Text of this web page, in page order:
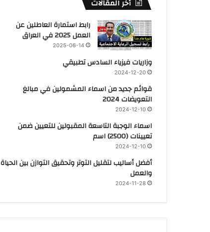
أخر المقالات
رابط استمارة العاطلين عن
العمل 2025 في العراق
2025-06-14
وزاريات فيزياء السادس تطبيقي
2024-12-20
قوائم جديد من اسماء المشمولين في مبالغ
التعويضات 2024
2024-12-10
اسماء الوجبة التاسعة المقبولين للتعيين ضمن
تعيينات (2500) اسم
2024-12-10
أفضل أساليب لتقليل التوتر وتحقيق التوازن بين الحياة
والعمل
2024-11-28